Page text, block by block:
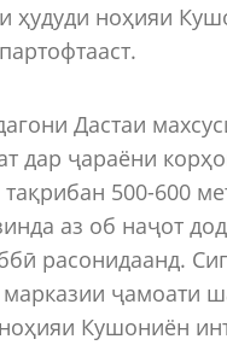
ҳудуди ноҳияи
Дастаи
дар ҷараёни
500-600
аз об наҷот
расонидаанд.
ҷамоати
Кушониён